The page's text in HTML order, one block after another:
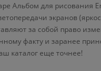
Альбом для рисования
экранов
за собой право
факту и заранее
каталог еще точнее!